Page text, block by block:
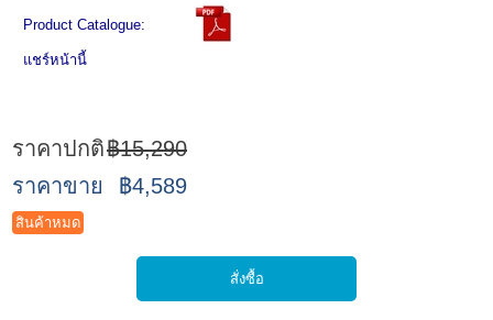
Product Catalogue:
แชร์หน้านี้
ราคาปกติ฿15,290
ราคาขาย
฿4,589
สินค้าหมด